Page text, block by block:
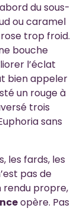
du sous-
ou caramel
trop froid.
bouche
l’éclat
bien appeler
un rouge à
trois
sans
les fards, les
pas de
rendu propre,
opère. Pas